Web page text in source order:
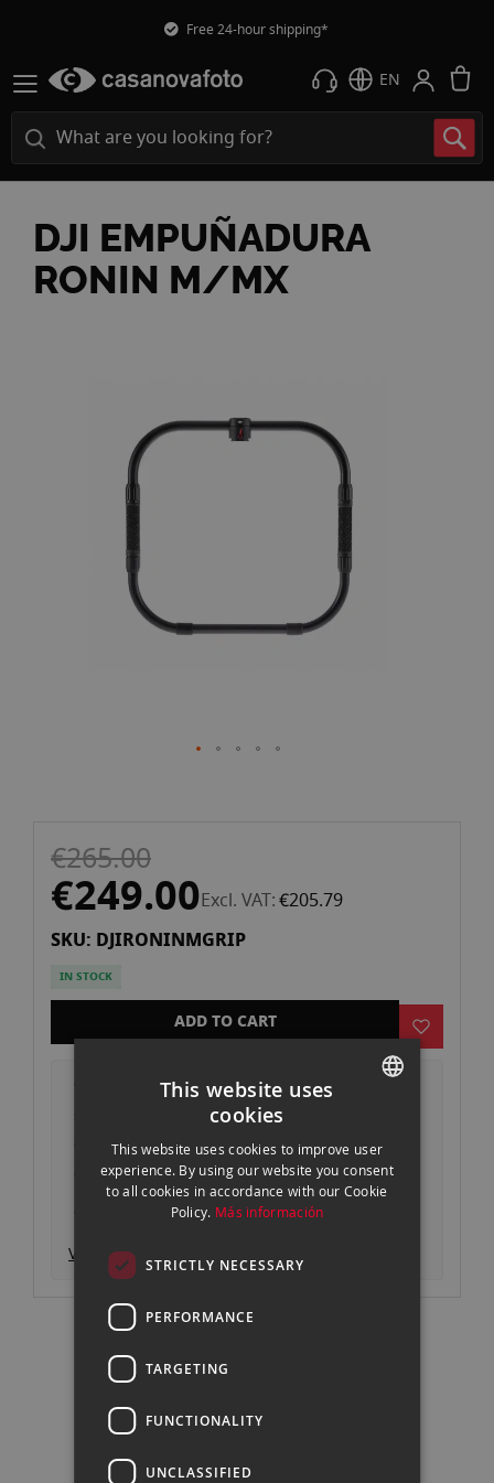
Free 24-hour shipping*
EN
DJI EMPUÑADURA
RONIN M/MX
the
beginning
the
images
gallery
€265.00
€249.00Excl. VAT €205.79
SKU: DJIRONINMGRIP
IN STOCK
ADD TO CART
Envío 24-48h* gratuito desde 499€
Devoluciones gratuitas
Pago seguro y autenticado
Garantía oficial
Consigue un descuento entregando tu
equipo actual
Ver descripción producto
Pregunta a nuestros expertos
CATALAN
This website uses
cookies
This website uses cookies to improve user
experience. By using our website you consent
to all cookies in accordance with our Cookie
Policy. Más información
STRICTLY NECESSARY
PERFORMANCE
TARGETING
FUNCTIONALITY
UNCLASSIFIED